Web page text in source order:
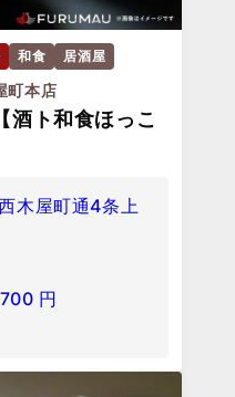
和食 居酒屋
町本店
酒ト和食ほっこ
木屋町通4条上
円